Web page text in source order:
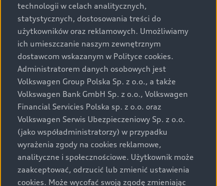
elektroniczną oraz zapewnieniem ich
bezpieczeństwa, obsługą reklamacji, VGP może
przetwarzać dane Użytkowników oraz dane
eksploatacyjne.
- realizacji praw Użytkowników, w szczególności
prawa do prawidłowości danych, prawa do
cofnięcia zgody oraz przechowywania żądań
Użytkowników oraz dowodów na ich obsługę.
- zarządzaniu procesem sprzedaży i obsługi
klienta, ustalaniu standardów obsługi klientów
marki Audi, zapewnienia dbałości o jakość
produktów i usług, prowadzeniu centralną bazę
klientów, w tym klientów potencjalnych.
Jeżeli Użytkownik kontaktuje się z VGP jako
pracownik klientów korporacyjnych w bieżących
technologii w celach analitycznych,
statystycznych, dostosowania treści do
użytkowników oraz reklamowych. Umożliwiamy
ich umieszczanie naszym zewnętrznym
dostawcom wskazanym w Polityce cookies.
Administratorem danych osobowych jest
Volkswagen Group Polska Sp. z o.o., a także
Volkswagen Bank GmbH Sp. z o.o., Volkswagen
Financial Servicies Polska sp. z o.o. oraz
Volkswagen Serwis Ubezpieczeniowy Sp. z o.o.
(jako współadministratorzy) w przypadku
wyrażenia zgody na cookies reklamowe,
analityczne i społecznościowe. Użytkownik może
zaakceptować, odrzucić lub zmienić ustawienia
cookies. Może wycofać swoją zgodę zmieniając